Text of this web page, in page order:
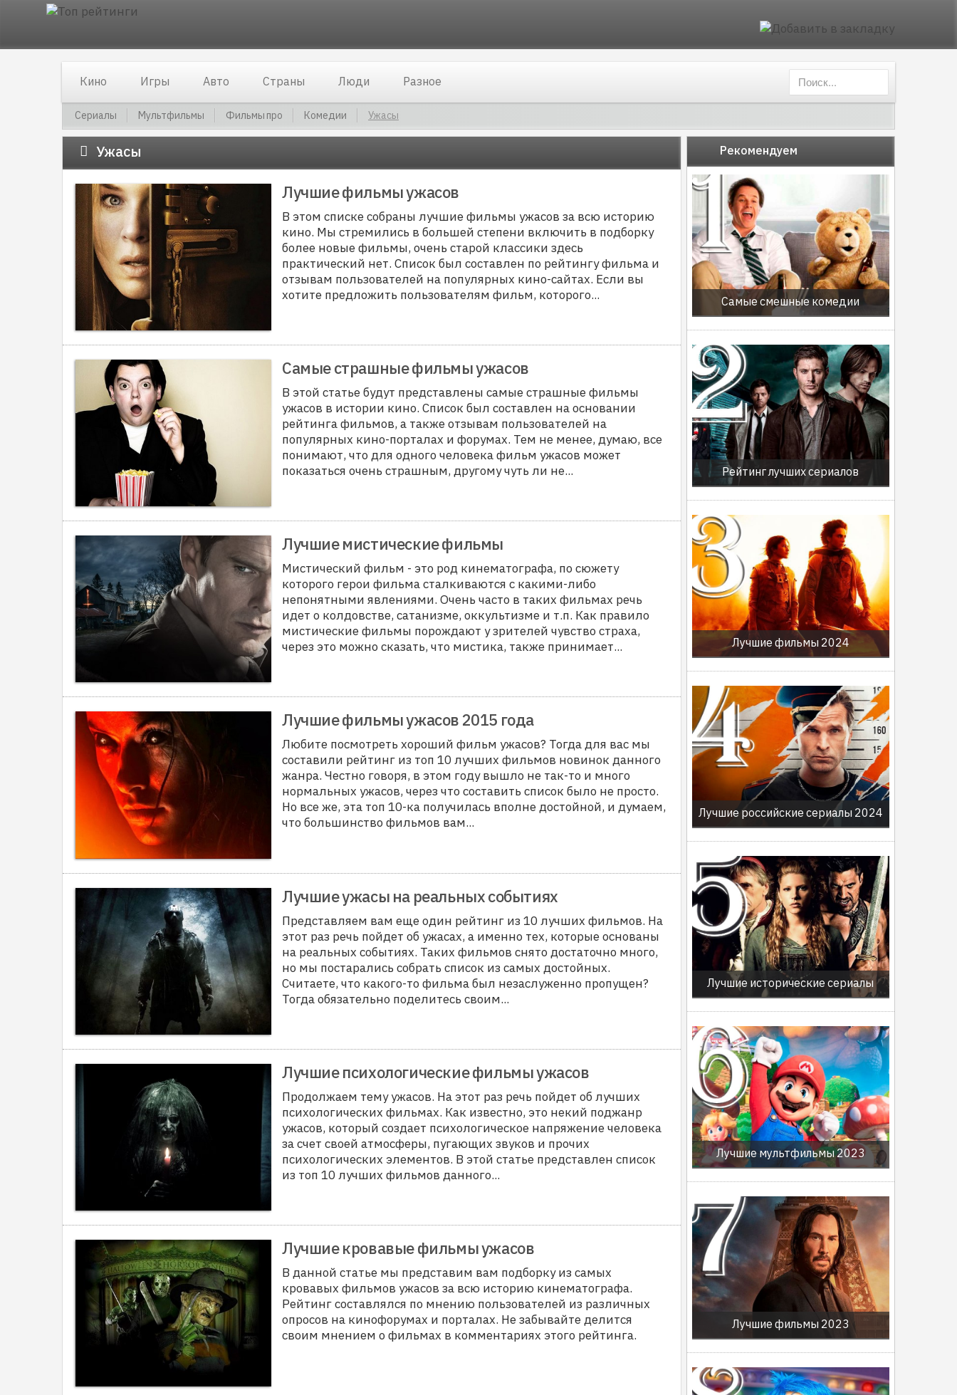
Кино Игры Авто Страны Люди Разное
Сериалы Мультфильмы Фильмы про Комедии Ужасы
Ужасы
Лучшие фильмы ужасов
В этом списке собраны лучшие фильмы ужасов за всю историю
кино. Мы стремились в большей степени включить в подборку
более новые фильмы, очень старой классики здесь
практический нет. Список был составлен по рейтингу фильма и
отзывам пользователей на популярных кино-сайтах. Если вы
хотите предложить пользователям фильм, которого...
Самые страшные фильмы ужасов
В этой статье будут представлены самые страшные фильмы
ужасов в истории кино. Список был составлен на основании
рейтинга фильмов, а также отзывам пользователей на
популярных кино-порталах и форумах. Тем не менее, думаю, все
понимают, что для одного человека фильм ужасов может
показаться очень страшным, другому чуть ли не...
Лучшие мистические фильмы
Мистический фильм - это род кинематографа, по сюжету
которого герои фильма сталкиваются с какими-либо
непонятными явлениями. Очень часто в таких фильмах речь
идет о колдовстве, сатанизме, оккультизме и т.п. Как правило
мистические фильмы порождают у зрителей чувство страха,
через это можно сказать, что мистика, также принимает...
Лучшие фильмы ужасов 2015 года
Любите посмотреть хороший фильм ужасов? Тогда для вас мы
составили рейтинг из топ 10 лучших фильмов новинок данного
жанра. Честно говоря, в этом году вышло не так-то и много
нормальных ужасов, через что составить список было не просто.
Но все же, эта топ 10-ка получилась вполне достойной, и думаем,
что большинство фильмов вам...
Лучшие ужасы на реальных событиях
Представляем вам еще один рейтинг из 10 лучших фильмов. На
этот раз речь пойдет об ужасах, а именно тех, которые основаны
на реальных событиях. Таких фильмов снято достаточно много,
но мы постарались собрать список из самых достойных.
Считаете, что какого-то фильма был незаслуженно пропущен?
Тогда обязательно поделитесь своим...
Лучшие психологические фильмы ужасов
Продолжаем тему ужасов. На этот раз речь пойдет об лучших
психологических фильмах. Как известно, это некий поджанр
ужасов, который создает психологическое напряжение человека
за счет своей атмосферы, пугающих звуков и прочих
психологических элементов. В этой статье представлен список
из топ 10 лучших фильмов данного...
Лучшие кровавые фильмы ужасов
В данной статье мы представим вам подборку из самых
кровавых фильмов ужасов за всю историю кинематографа.
Рейтинг составлялся по мнению пользователей из различных
опросов на кинофорумах и порталах. Не забывайте делится
своим мнением о фильмах в комментариях этого рейтинга.
Рекомендуем
Самые смешные комедии
Рейтинг лучших сериалов
Лучшие фильмы 2024
Лучшие российские сериалы 2024
Лучшие исторические сериалы
Лучшие мультфильмы 2023
Лучшие фильмы 2023